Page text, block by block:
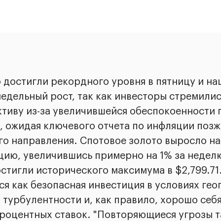
рекордного уровня в пятницу и
рост, так как инвесторы
из-за увеличившейся обеспокоенности
ключевого отчета по инфляции
направления. Спотовое золото выросло
увеличившись примерно на 1% за
исторического максимума в
как безопасная инвестиция в условиях
и, как правило, хорошо
ставок. "Повторяющиеся угрозы